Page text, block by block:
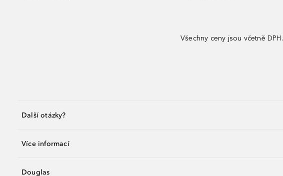
Všechny ceny jsou včetně DPH.
Další otázky?
Více informací
Douglas